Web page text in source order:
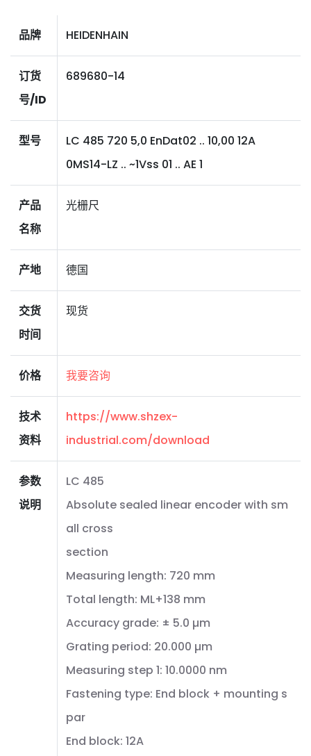
品牌 HEIDENHAIN
订货
号/ID
689680-14
型号
LC 485 720 5,0 EnDat02 .. 10,00 12A
0MS14-LZ .. ~1Vss 01 .. AE 1
产品
名称
光栅尺
产地 德国
交货
时间
现货
价格 我要咨询
技术
资料
https://www.shzex-
industrial.com/download
参数
说明
LC 485
Absolute sealed linear encoder with sm
all cross
section
Measuring length: 720 mm
Total length: ML+138 mm
Accuracy grade: ± 5.0 µm
Grating period: 20.000 µm
Measuring step 1: 10.0000 nm
Fastening type: End block + mounting s
par
End block: 12A